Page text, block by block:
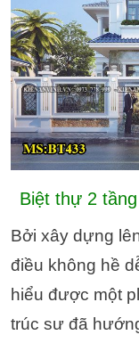
Biệt thự 2
Bởi xây dựng
điều không hề
hiểu được một
trúc sư đã